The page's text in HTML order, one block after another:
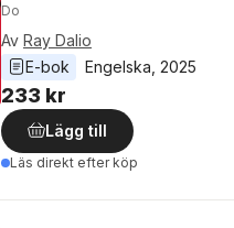
Do
Av Ray Dalio
E-bok
Engelska 2025
233 kr
Lägg till
Läs direkt efter köp